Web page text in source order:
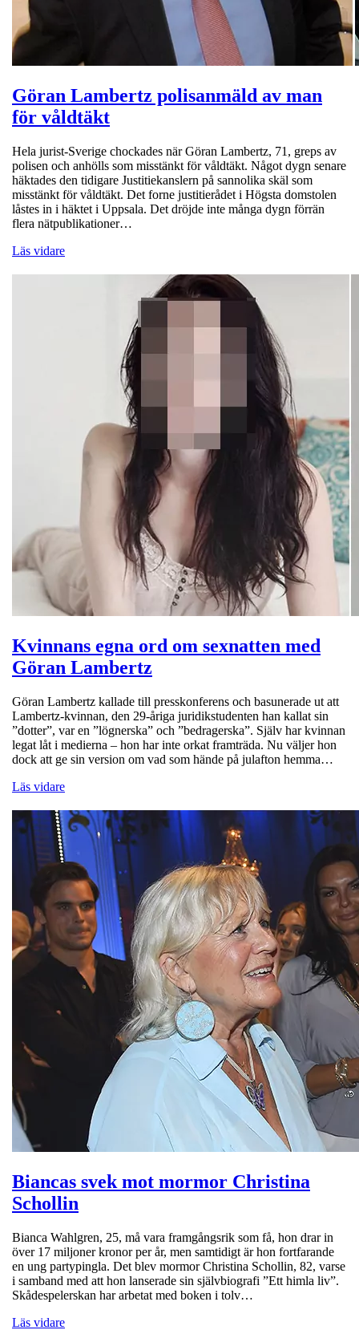
Göran Lambertz polisanmäld av man
för våldtäkt
Hela jurist-Sverige chockades när Göran Lambertz, 71, greps av
polisen och anhölls som misstänkt för våldtäkt. Något dygn senare
häktades den tidigare Justitiekanslern på sannolika skäl som
misstänkt för våldtäkt. Det forne justitierådet i Högsta domstolen
låstes in i häktet i Uppsala. Det dröjde inte många dygn förrän
flera nätpublikationer…
Läs vidare
Kvinnans egna ord om sexnatten med
Göran Lambertz
Göran Lambertz kallade till presskonferens och basunerade ut att
Lambertz-kvinnan, den 29-åriga juridikstudenten han kallat sin
”dotter”, var en ”lögnerska” och ”bedragerska”. Själv har kvinnan
legat låt i medierna – hon har inte orkat framträda. Nu väljer hon
dock att ge sin version om vad som hände på julafton hemma…
Läs vidare
Biancas svek mot mormor Christina
Schollin
Bianca Wahlgren, 25, må vara framgångsrik som få, hon drar in
över 17 miljoner kronor per år, men samtidigt är hon fortfarande
en ung partypingla. Det blev mormor Christina Schollin, 82, varse
i samband med att hon lanserade sin självbiografi ”Ett himla liv”.
Skådespelerskan har arbetat med boken i tolv…
Läs vidare